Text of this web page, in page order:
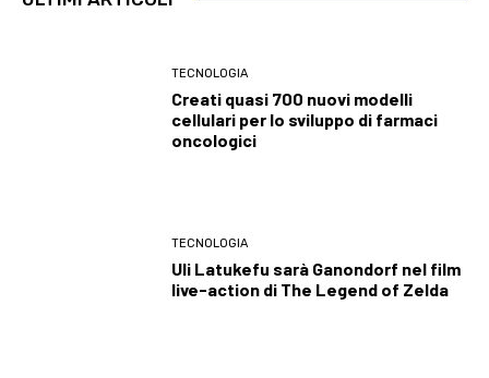
TECNOLOGIA
Creati quasi 700 nuovi modelli
cellulari per lo sviluppo di farmaci
oncologici
TECNOLOGIA
Uli Latukefu sarà Ganondorf nel film
live-action di The Legend of Zelda